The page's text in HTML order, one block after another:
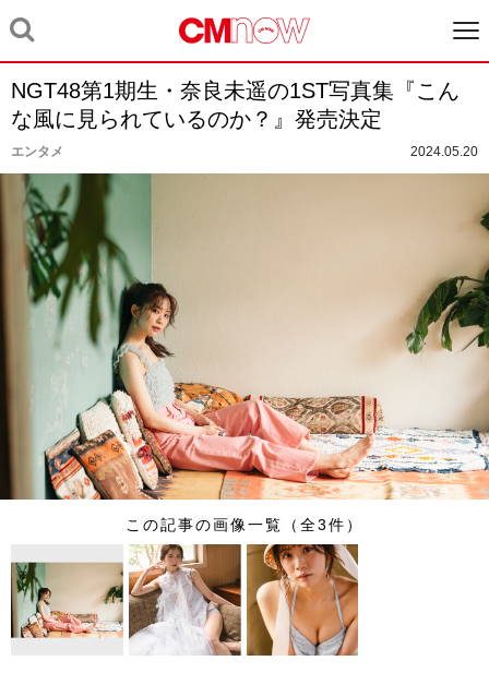
NGT48第1期生・奈良未遥の1ST写真集『こん
な風に見られているのか？』発売決定
エンタメ 2024.05.20
この記事の画像一覧（全3件）